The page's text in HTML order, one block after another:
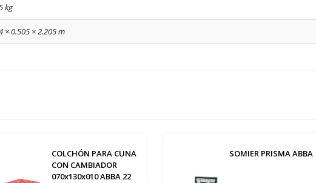
kg
× 0.505 × 2.205 m
COLCHÓN PARA CUNA
CON CAMBIADOR
070x130x010 ABBA 22
SOMIER PRISMA ABBA